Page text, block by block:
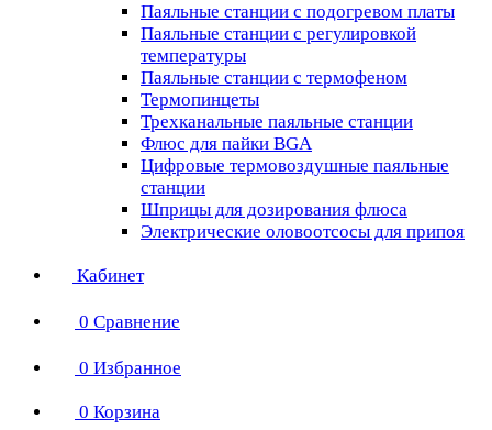
Паяльные станции с подогревом платы
Паяльные станции с регулировкой
температуры
Паяльные станции с термофеном
Термопинцеты
Трехканальные паяльные станции
Флюс для пайки BGA
Цифровые термовоздушные паяльные
станции
Шприцы для дозирования флюса
Электрические оловоотсосы для припоя
Кабинет
0 Сравнение
0 Избранное
0 Корзина